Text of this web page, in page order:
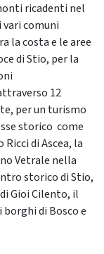
ricadenti nel
vari comuni
la costa e le aree
di Stio, per la
12
per un turismo
storico come
di Ascea, la
Vetrale nella
storico di Stio,
Gioi Cilento, il
borghi di Bosco e